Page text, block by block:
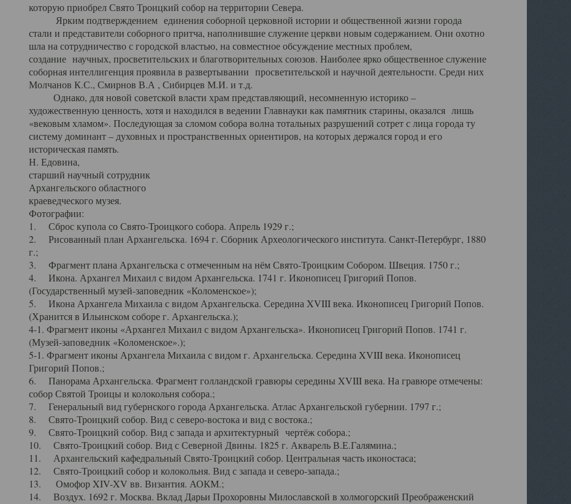
которую приобрел Свято Троицкий собор на территории Севера.
Ярким подтверждением единения соборной церковной истории и общественной жизни города
стали и представители соборного притча, наполнившие служение церкви новым содержанием. Они охотно
шла на сотрудничество с городской властью, на совместное обсуждение местных проблем,
создание научных, просветительских и благотворительных союзов. Наиболее ярко общественное служение
соборная интеллигенция проявила в развертывании просветительской и научной деятельности. Среди них
Молчанов К.С., Смирнов В.А , Сибирцев М.И. и т.д.
Однако, для новой советской власти храм представляющий, несомненную историко –
художественную ценность, хотя и находился в ведении Главнауки как памятник старины, оказался лишь
«вековым хламом». Последующая за сломом собора волна тотальных разрушений сотрет с лица города ту
систему доминант – духовных и пространственных ориентиров, на которых держался город и его
историческая память.
Н. Едовина,
старший научный сотрудник
Архангельского областного
краеведческого музея.
Фотографии:
1. Сброс купола со Свято-Троицкого собора. Апрель 1929 г.;
2. Рисованный план Архангельска. 1694 г. Сборник Археологического института. Санкт-Петербург, 1880
г.;
3. Фрагмент плана Архангельска с отмеченным на нём Свято-Троицким Собором. Швеция. 1750 г.;
4. Икона. Архангел Михаил с видом Архангельска. 1741 г. Иконописец Григорий Попов.
(Государственный музей-заповедник «Коломенское»);
5. Икона Архангела Михаила с видом Архангельска. Середина XVIII века. Иконописец Григорий Попов.
(Хранится в Ильинском соборе г. Архангельска.);
4-1. Фрагмент иконы «Архангел Михаил с видом Архангельска». Иконописец Григорий Попов. 1741 г.
(Музей-заповедник «Коломенское».);
5-1. Фрагмент иконы Архангела Михаила с видом г. Архангельска. Середина XVIII века. Иконописец
Григорий Попов.;
6. Панорама Архангельска. Фрагмент голландской гравюры середины XVIII века. На гравюре отмечены:
собор Святой Троицы и колокольня собора.;
7. Генеральный вид губернского города Архангельска. Атлас Архангельской губернии. 1797 г.;
8. Свято-Троицкий собор. Вид с северо-востока и вид с востока.;
9. Свято-Троицкий собор. Вид с запада и архитектурный чертёж собора.;
10. Свято-Троицкий собор. Вид с Северной Двины. 1825 г. Акварель В.Е.Галямина.;
11. Архангельский кафедральный Свято-Троицкий собор. Центральная часть иконостаса;
12. Свято-Троицкий собор и колокольня. Вид с запада и северо-запада.;
13. Омофор XIV-XV вв. Византия. АОКМ.;
14. Воздух. 1692 г. Москва. Вклад Дарьи Прохоровны Милославской в холмогорский Преображенский